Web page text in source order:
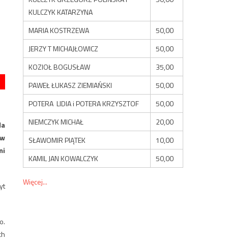
KULCZYK KATARZYNA
MARIA KOSTRZEWA
50,00
JERZY T MICHAJŁOWICZ
50,00
KOZIOŁ BOGUSŁAW
35,00
PAWEŁ ŁUKASZ ZIEMIAŃSKI
50,00
POTERA LIDIA i POTERA KRZYSZTOF
50,00
NIEMCZYK MICHAŁ
20,00
SŁAWOMIR PIĄTEK
10,00
KAMIL JAN KOWALCZYK
50,00
Więcej...